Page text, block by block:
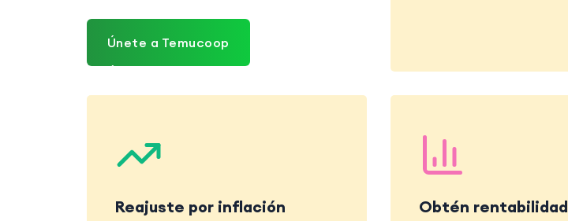
Únete a Temucoop
Reajuste por inflación Obtén rentabilidad